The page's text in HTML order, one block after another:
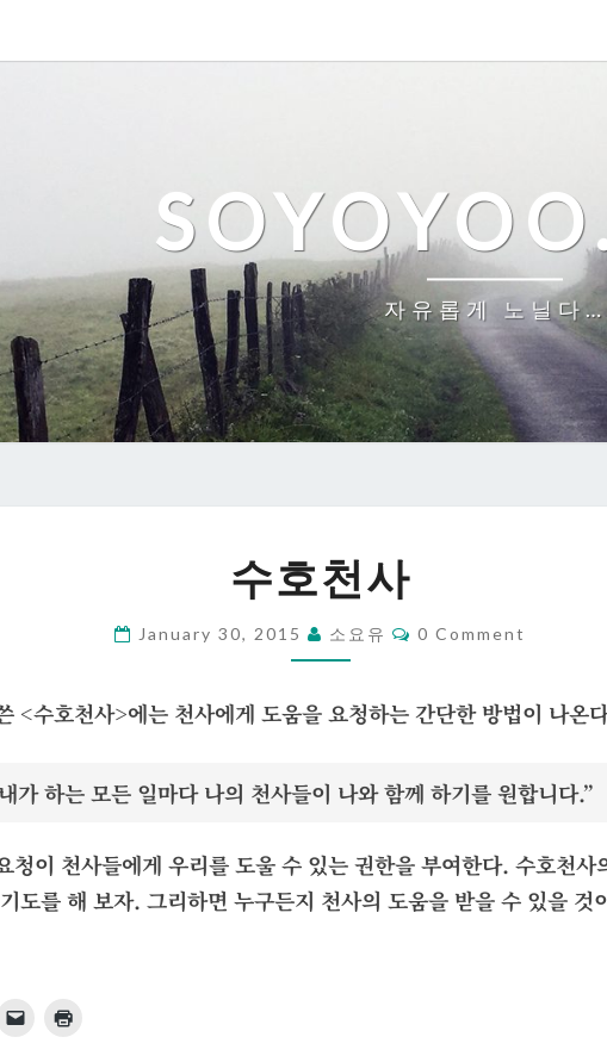
자유롭게 노닐다…
호
사
수호천사
January 30, 2015 소요유 Comments
0 Comment
<수호천사>에는 천사에게 도움을 요청하는 간단한 방법이 나온
가 하는 모든 일마다 나의 천사들이 나와 함께 하기를 원합니다.”
청이 천사들에게 우리를 도울 수 있는 권한을 부여한다. 수호천사
도를 해 보자. 그리하면 누구든지 천사의 도움을 받을 수 있을 것